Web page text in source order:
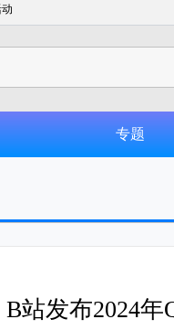
专题
B站发布2024